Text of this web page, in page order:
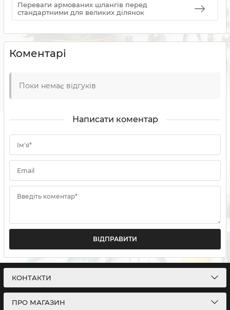
Переваги армованих шлангів перед
стандартними для великих ділянок
Коментарі
Поки немає відгуків
Написати коментар
Ім'я*
Email
Введіть коментар*
ВІДПРАВИТИ
КОНТАКТИ
ПРО МАГАЗИН